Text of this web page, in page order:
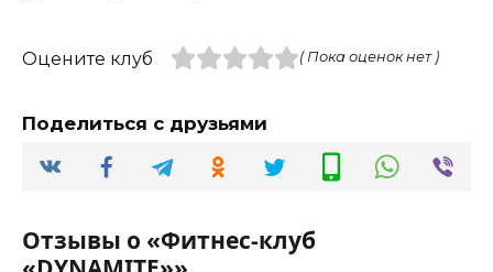
Оцените клуб ( Пока оценок нет )
Поделиться с друзьями
Отзывы о «Фитнес-клуб